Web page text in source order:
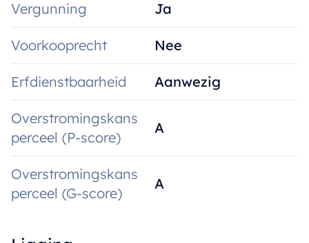
Vergunning Ja
Voorkooprecht Nee
Erfdienstbaarheid Aanwezig
Overstromingskans
perceel (P-score)
A
Overstromingskans
perceel (G-score)
A